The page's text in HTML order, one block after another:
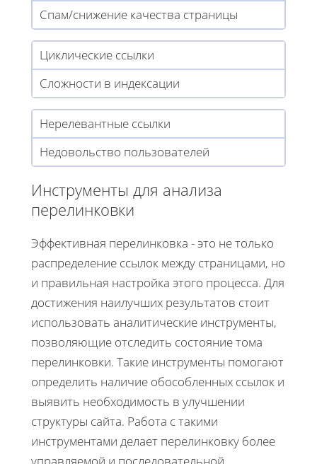
Спам/снижение качества страницы
Циклические ссылки
Сложности в индексации
Нерелевантные ссылки
Недовольство пользователей
Инструменты для анализа
перелинковки
Эффективная перелинковка - это не только
распределение ссылок между страницами, но
и правильная настройка этого процесса. Для
достижения наилучших результатов стоит
использовать аналитические инструменты,
позволяющие отследить состояние тома
перелинковки. Такие инструменты помогают
определить наличие обособленных ссылок и
выявить необходимость в улучшении
структуры сайта. Работа с такими
инструментами делает перелинковку более